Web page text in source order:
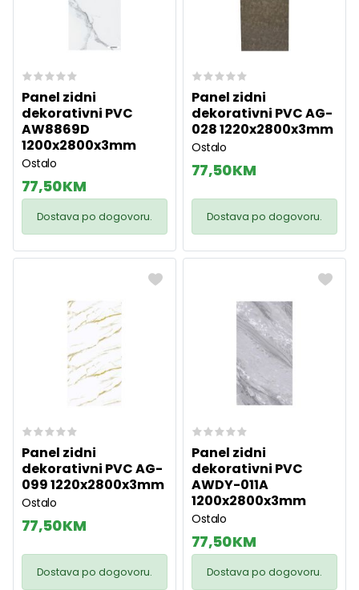
Panel zidni
dekorativni PVC
AW8869D
1200x2800x3mm
Ostalo
77,50 KM
Dostava po dogovoru.
Panel zidni
dekorativni PVC AG-
028 1220x2800x3mm
Ostalo
77,50 KM
Dostava po dogovoru.
Panel zidni
dekorativni PVC AG-
099 1220x2800x3mm
Ostalo
77,50 KM
Dostava po dogovoru.
Panel zidni
dekorativni PVC
AWDY-011A
1200x2800x3mm
Ostalo
77,50 KM
Dostava po dogovoru.